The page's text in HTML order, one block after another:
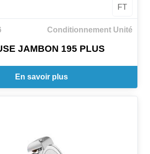
FT
Conditionnement Unité
JAMBON 195 PLUS
En savoir plus